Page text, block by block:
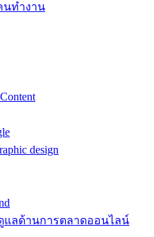
นทำงาน
design
แลด้านการตลาดออนไลน์